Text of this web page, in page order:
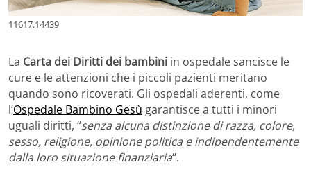
11617.14439
La Carta dei Diritti dei bambini in ospedale sancisce le
cure e le attenzioni che i piccoli pazienti meritano
quando sono ricoverati. Gli ospedali aderenti, come
l’Ospedale Bambino Gesù garantisce a tutti i minori
uguali diritti, “senza alcuna distinzione di razza, colore,
sesso, religione, opinione politica e indipendentemente
dalla loro situazione finanziaria“.